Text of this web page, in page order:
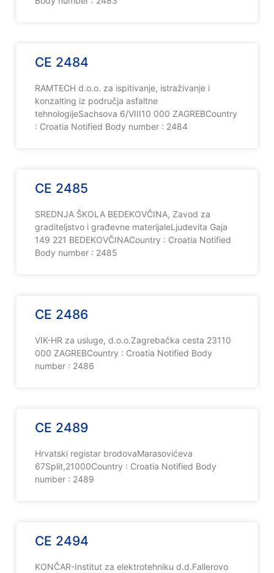
CE 2484
RAMTECH d.o.o. za ispitivanje, istraživanje i
konzalting iz područja asfaltne
tehnologijeSachsova 6/VIII10 000 ZAGREBCountry
: Croatia Notified Body number : 2484
CE 2485
SREDNJA ŠKOLA BEDEKOVČINA, Zavod za
graditeljstvo i građevne materijaleLjudevita Gaja
149 221 BEDEKOVČINACountry : Croatia Notified
Body number : 2485
CE 2486
VIK-HR za usluge, d.o.o.Zagrebačka cesta 23110
000 ZAGREBCountry : Croatia Notified Body
number : 2486
CE 2489
Hrvatski registar brodovaMarasovićeva
67Split,21000Country : Croatia Notified Body
number : 2489
CE 2494
KONČAR-Institut za elektrotehniku d.d.Fallerovo